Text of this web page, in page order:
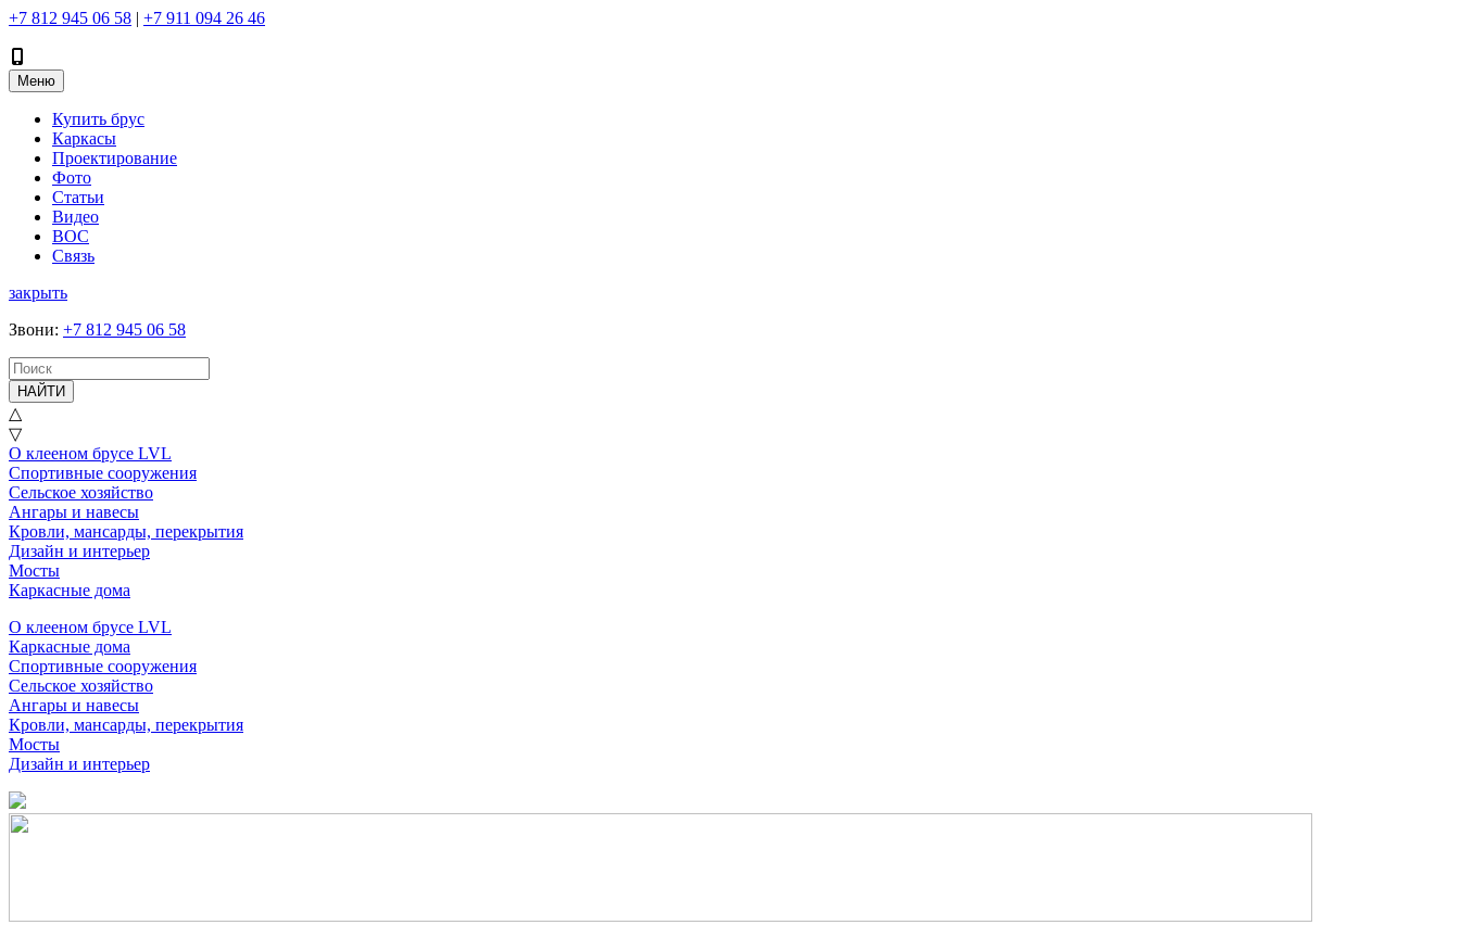
+7 812 945 06 58 | +7 911 094 26 46
Меню
Купить брус
Каркасы
Проектирование
Фото
Статьи
Видео
ВОС
Связь
закрыть
Звони: +7 812 945 06 58
НАЙТИ
△
▽
О клееном брусе LVL
Спортивные сооружения
Сельское хозяйство
Ангары и навесы
Кровли, мансарды, перекрытия
Дизайн и интерьер
Мосты
Каркасные дома
О клееном брусе LVL
Каркасные дома
Спортивные сооружения
Сельское хозяйство
Ангары и навесы
Кровли, мансарды, перекрытия
Мосты
Дизайн и интерьер